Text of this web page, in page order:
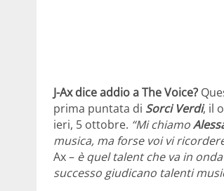
J-Ax dice addio a The Voice?
prima puntata di Sorci Verdi, il
ieri, 5 ottobre. “Mi chiamo
musica, ma forse voi vi
Ax – è quel talent che va in
successo giudicano talenti